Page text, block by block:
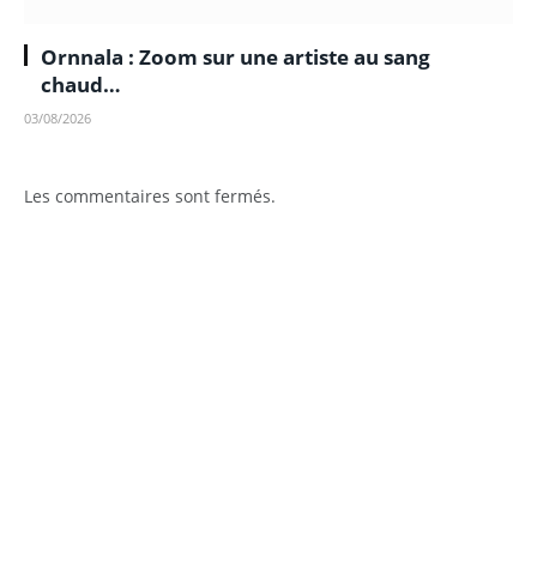
Ornnala : Zoom sur une artiste au sang
chaud…
03/08/2026
Les commentaires sont fermés.